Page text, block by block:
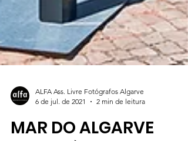
ALFA Ass. Livre Fotógrafos Algarve
6 de jul. de 2021
2 min de leitura